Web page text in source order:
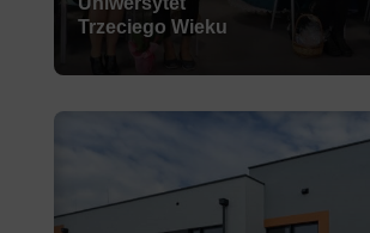
Trzeciego Wieku